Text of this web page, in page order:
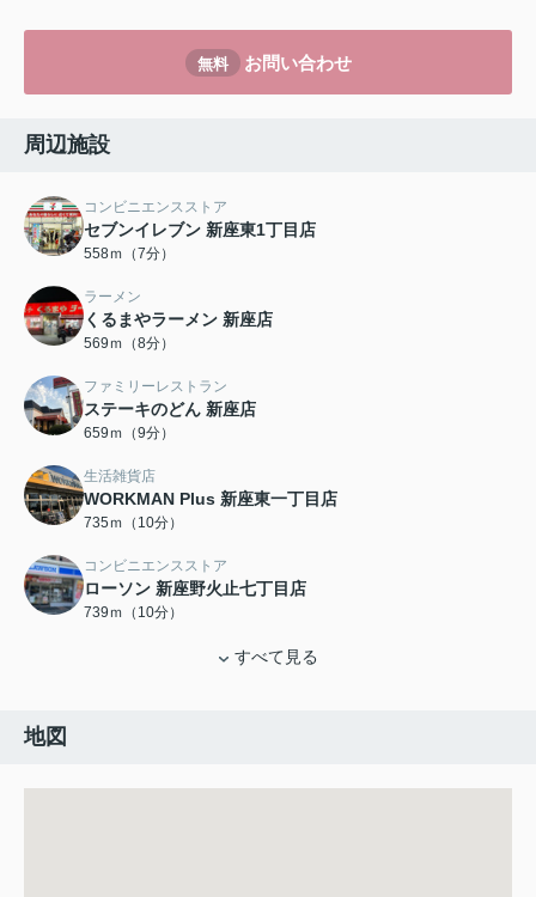
無料 お問い合わせ
周辺施設
コンビニエンスストア
セブンイレブン 新座東1丁目店
558ｍ（7分）
ラーメン
くるまやラーメン 新座店
569ｍ（8分）
ファミリーレストラン
ステーキのどん 新座店
659ｍ（9分）
生活雑貨店
WORKMAN Plus 新座東一丁目店
735ｍ（10分）
コンビニエンスストア
ローソン 新座野火止七丁目店
739ｍ（10分）
すべて見る
地図